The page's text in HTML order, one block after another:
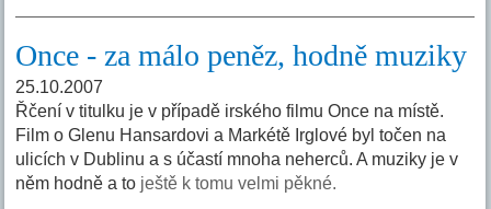
Once - za málo peněz, hodně muziky
25.10.2007
Řčení v titulku je v případě irského filmu Once na místě.
Film o Glenu Hansardovi a Markétě Irglové byl točen na
ulicích v Dublinu a s účastí mnoha neherců. A muziky je v
něm hodně a to ještě k tomu velmi pěkné.